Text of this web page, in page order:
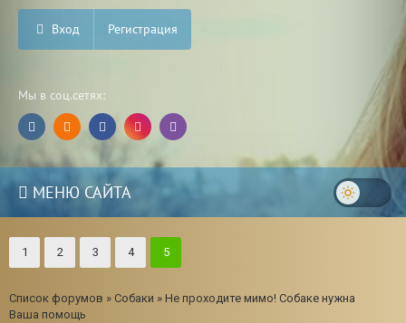
Вход Регистрация
Мы в соц.сетях:
МЕНЮ САЙТА
1 2 3 4 5
Список форумов » Собаки » Не проходите мимо! Собаке нужна
Ваша помощь